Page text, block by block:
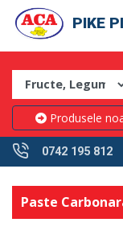
PIKE
Produsele
0742 195 812
Paste